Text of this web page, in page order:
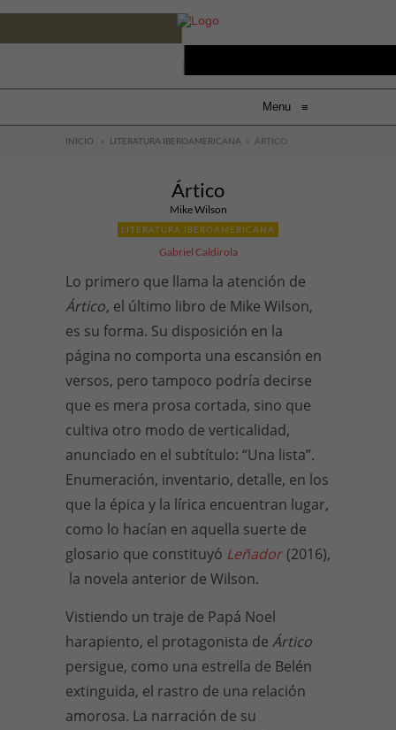
Menu ≡
INICIO » LITERATURA IBEROAMERICANA » ÁRTICO
Ártico
Mike Wilson
LITERATURA IBEROAMERICANA
Gabriel Caldirola
Lo primero que llama la atención de
Ártico, el último libro de Mike Wilson,
es su forma. Su disposición en la
página no comporta una escansión en
versos, pero tampoco podría decirse
que es mera prosa cortada, sino que
cultiva otro modo de verticalidad,
anunciado en el subtítulo: “Una lista”.
Enumeración, inventario, detalle, en los
que la épica y la lírica encuentran lugar,
como lo hacían en aquella suerte de
glosario que constituyó Leñador (2016),
la novela anterior de Wilson.
Vistiendo un traje de Papá Noel
harapiento, el protagonista de Ártico
persigue, como una estrella de Belén
extinguida, el rastro de una relación
amorosa. La narración de su